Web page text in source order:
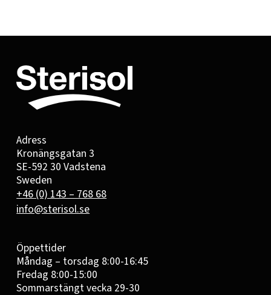
Adress
Kronängsgatan 3
SE-592 30 Vadstena
Sweden
+46 (0) 143 – 768 68
info@sterisol.se
Öppettider
Måndag – torsdag 8:00-16:45
Fredag 8:00-15:00
Sommarstängt vecka 29-30